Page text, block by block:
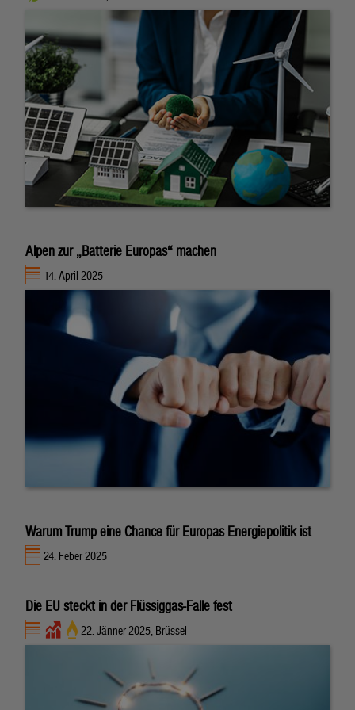
Alpen zur „Batterie Europas“ machen
14. April 2025
Warum Trump eine Chance für Europas Energiepolitik ist
24. Feber 2025
Die EU steckt in der Flüssiggas-Falle fest
22. Jänner 2025, Brüssel